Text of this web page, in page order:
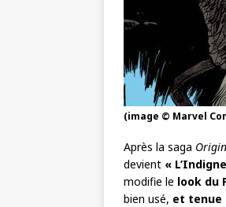
(image © Marvel
Après la saga
devient «
modifie le look du
bien usé, et tenue